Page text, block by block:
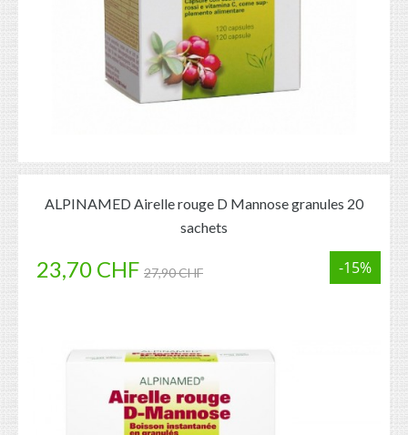
ALPINAMED Airelle rouge D Mannose granules 20
sachets
23,70 CHF 27,90 CHF -15%